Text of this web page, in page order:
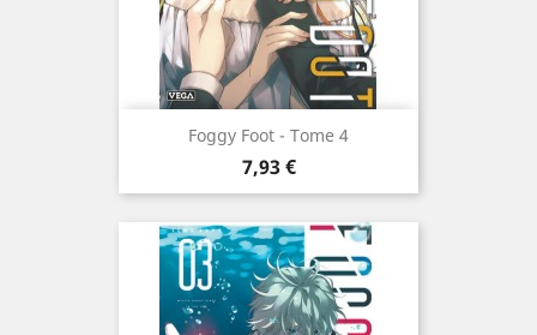
Foggy Foot - Tome 4
Prix
7,93 €